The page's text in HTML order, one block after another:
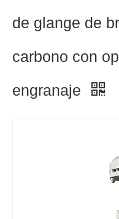
de glange de
carbono con
engranaje